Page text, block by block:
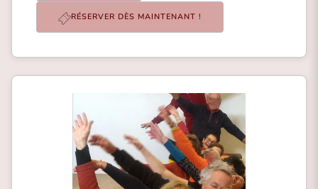
RÉSERVER DÈS MAINTENANT !